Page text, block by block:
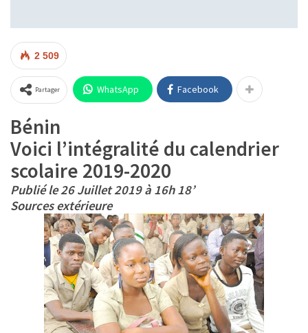
2 509
Partager WhatsApp Facebook
Bénin
Voici l’intégralité du calendrier
scolaire 2019-2020
Publié le 26 Juillet 2019 à 16h 18’
Sources extérieure